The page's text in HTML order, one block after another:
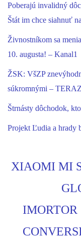
Poberajú invalidný
Štát im chce siahnuť
Živnostníkom sa
10. augusta! – Kanal1
ŽSK: VšZP
súkromnými –
Štrnásty dôchodok,
Projekt Ľudia a hrady
XIAOMI MI